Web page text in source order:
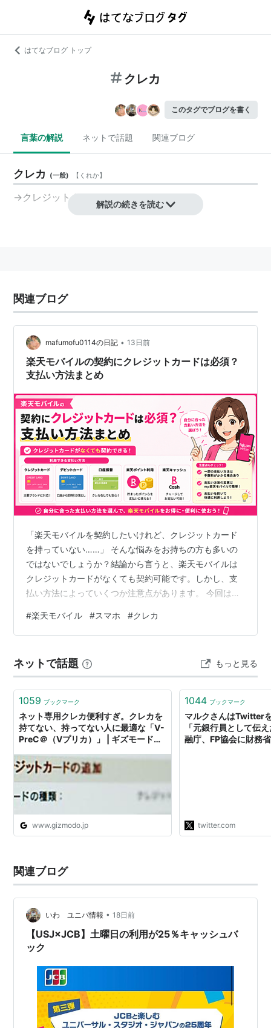
はてなブログ トップ
クレカ
このタグでブログを書く
言葉の解説 ネットで話題 関連ブログ
クレカ (一般) 【 くれか】
→クレジットカード
解説の続きを読む
関連ブログ
mafumofu0114の日記 • 13日前
楽天モバイルの契約にクレジットカードは必須？
支払い方法まとめ
「楽天モバイルを契約したいけれど、クレジットカード
を持っていない……」 そんな悩みをお持ちの方も多いの
ではないでしょうか？結論から言うと、楽天モバイルは
クレジットカードがなくても契約可能です。しかし、支
払い方法によっていくつか注意点があります。 今回は、
契約する際のポイントを分かりやすく解説します。 1. 楽
天モバイルの主な支払い方法 楽天モバイルでは、主に以
ド・デビットカード 口座振替 楽天ポイント払い 2. クレ
ジットカードなしで契約する方法 クレジットカードを持
っていない場合、「口座振替…
#楽天モバイル #スマホ #クレカ
ネットで話題 もっと見る
1059 ブックマーク
ネット専用クレカ便利すぎ。クレカを
持てない、持ってない人に最適な「V-
PreC＠（Vプリカ）」 | ギズモード・
www.gizmodo.jp
1044 ブックマーク
マルクさんはTwitter
「元銀行員として伝
融庁、FP協会に財務
貼ります↓」 / Twitter
twitter.com
関連ブログ
いわ ユニバ情報 • 18日前
【USJ×JCB】土曜日の利用が25％キャッシュバ
ック